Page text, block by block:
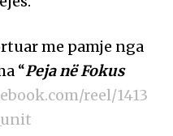
me pamje nga
“Peja në Fokus
reel/1413